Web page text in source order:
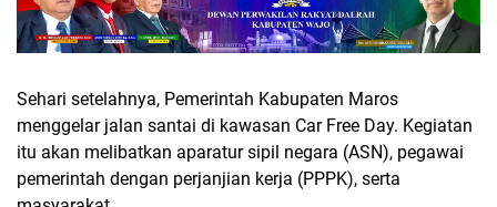
Sehari setelahnya, Pemerintah Kabupaten Maros
menggelar jalan santai di kawasan Car Free Day. Kegiatan
itu akan melibatkan aparatur sipil negara (ASN), pegawai
pemerintah dengan perjanjian kerja (PPPK), serta